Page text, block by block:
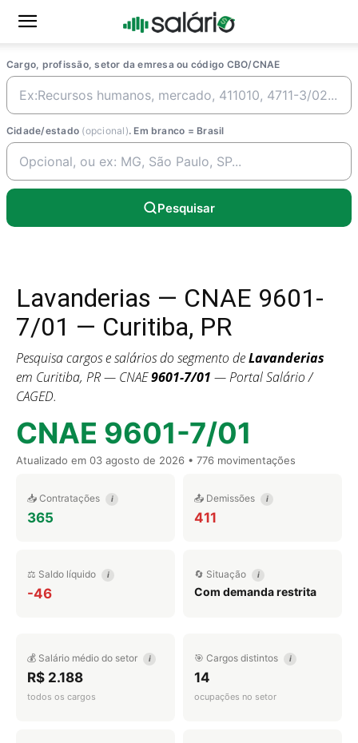
Cargo, profissão, setor da emresa ou código CBO/CNAE
Cidade/estado (opcional). Em branco = Brasil
Pesquisar
Lavanderias — CNAE 9601-
7/01 — Curitiba, PR
Pesquisa cargos e salários do segmento deLavanderias
em Curitiba, PR — CNAE9601-7/01 — Portal Salário /
CAGED.
CNAE 9601-7/01
Atualizado em 03 agosto de 2026 • 776 movimentações
📥 Contratações i
365
📤 Demissões i
411
⚖️ Saldo líquido i
-46
🔄 Situação i
Com demanda restrita
💰 Salário médio do setor i
R$ 2.188
todos os cargos
🎯 Cargos distintos i
14
ocupações no setor